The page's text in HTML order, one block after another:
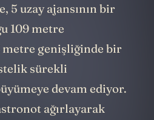
5 uzay ajansının bir
109 metre
metre genişliğinde bir
sürekli
devam ediyor.
ağırlayarak